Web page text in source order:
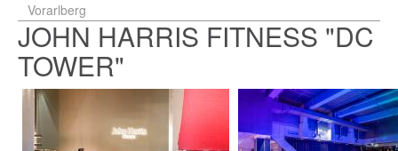
Vorarlberg
JOHN HARRIS FITNESS "DC
TOWER"